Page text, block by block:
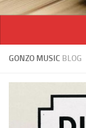
GONZO MUSIC BLOG